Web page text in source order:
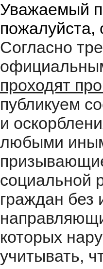
Уважаемый
пожалуйста,
Согласно
проходят
публикуем
и
любыми
социальной
граждан без
которых
учитывать,